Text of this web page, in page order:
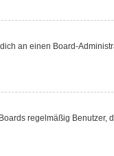
an einen Board-
regelmäßig Benutzer,